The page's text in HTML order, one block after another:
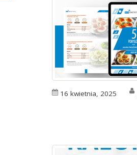
16 kwietnia, 2025